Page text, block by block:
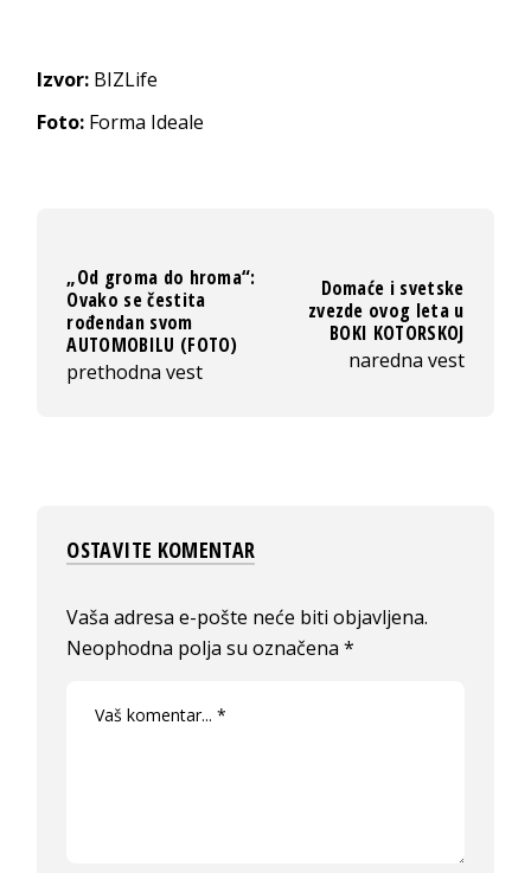
Izvor: BIZLife
Foto: Forma Ideale
„Od groma do hroma“:
Ovako se čestita
rođendan svom
AUTOMOBILU (FOTO)
prethodna vest
Domaće i svetske
zvezde ovog leta u
BOKI KOTORSKOJ
naredna vest
OSTAVITE KOMENTAR
Vaša adresa e-pošte neće biti objavljena.
Neophodna polja su označena*